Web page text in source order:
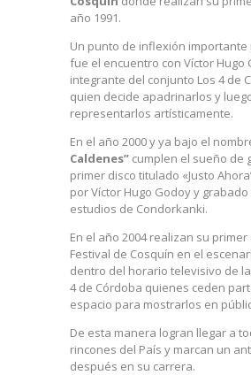
año 1991.
Un punto de inflexión importante
fue el encuentro con Víctor Hugo
integrante del conjunto Los 4 de
quien decide apadrinarlos y
representarlos artísticamente.
En el año 2000 y ya bajo el
Caldenes” cumplen el sueño de
primer disco titulado «Justo
por Víctor Hugo Godoy y grabado
estudios de Condorkanki.
En el año 2004 realizan su
Festival de Cosquín en el
dentro del horario televisivo de
4 de Córdoba quienes ceden
espacio para mostrarlos en
De esta manera logran llegar a
rincones del País y marcan un
después en su carrera.